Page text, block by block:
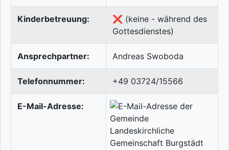
Kinderbetreuung:
❌ (keine - während des
Gottesdienstes)
Ansprechpartner: Andreas Swoboda
Telefonnummer: +49 03724/15566
E-Mail-Adresse: